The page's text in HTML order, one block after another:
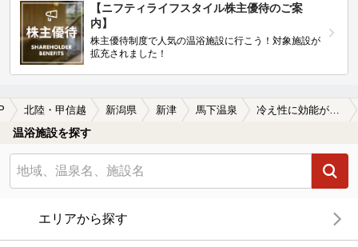
【ニフティライフスタイル株主優待のご案
内】
株主優待制度で人気の温浴施設に行こう！対象施設が
拡充されました！
北陸・甲信越 新潟県 新津 馬下温泉 冷え性に効能がある馬下温泉の温泉、日帰り温泉、スーパー銭湯おすすめ
温浴施設を探す
エリアから探す